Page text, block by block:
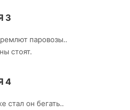
3
паровозы..
стоят.
4
стал он бегать..